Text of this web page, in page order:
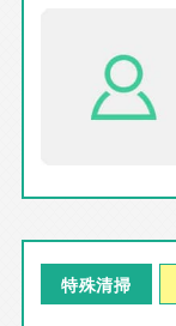
特殊清掃